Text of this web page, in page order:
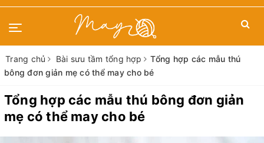
Trang chủ Bài sưu tầm tổng hợp
Tổng hợp các mẫu thú
bông đơn giản mẹ có thể may cho bé
Tổng hợp các mẫu thú bông đơn giản
mẹ có thể may cho bé